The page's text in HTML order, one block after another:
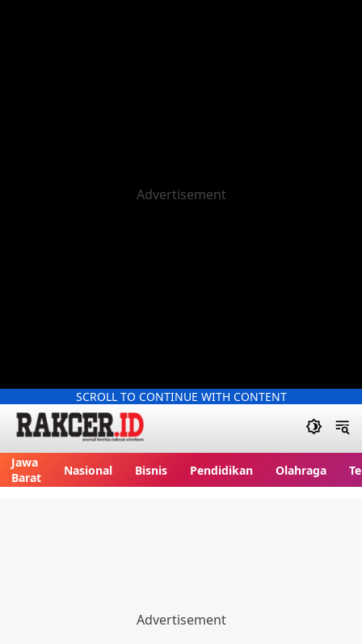
SCROLL TO CONTINUE WITH CONTENT
Jawa
Barat
Nasional Bisnis Pendidikan Olahraga